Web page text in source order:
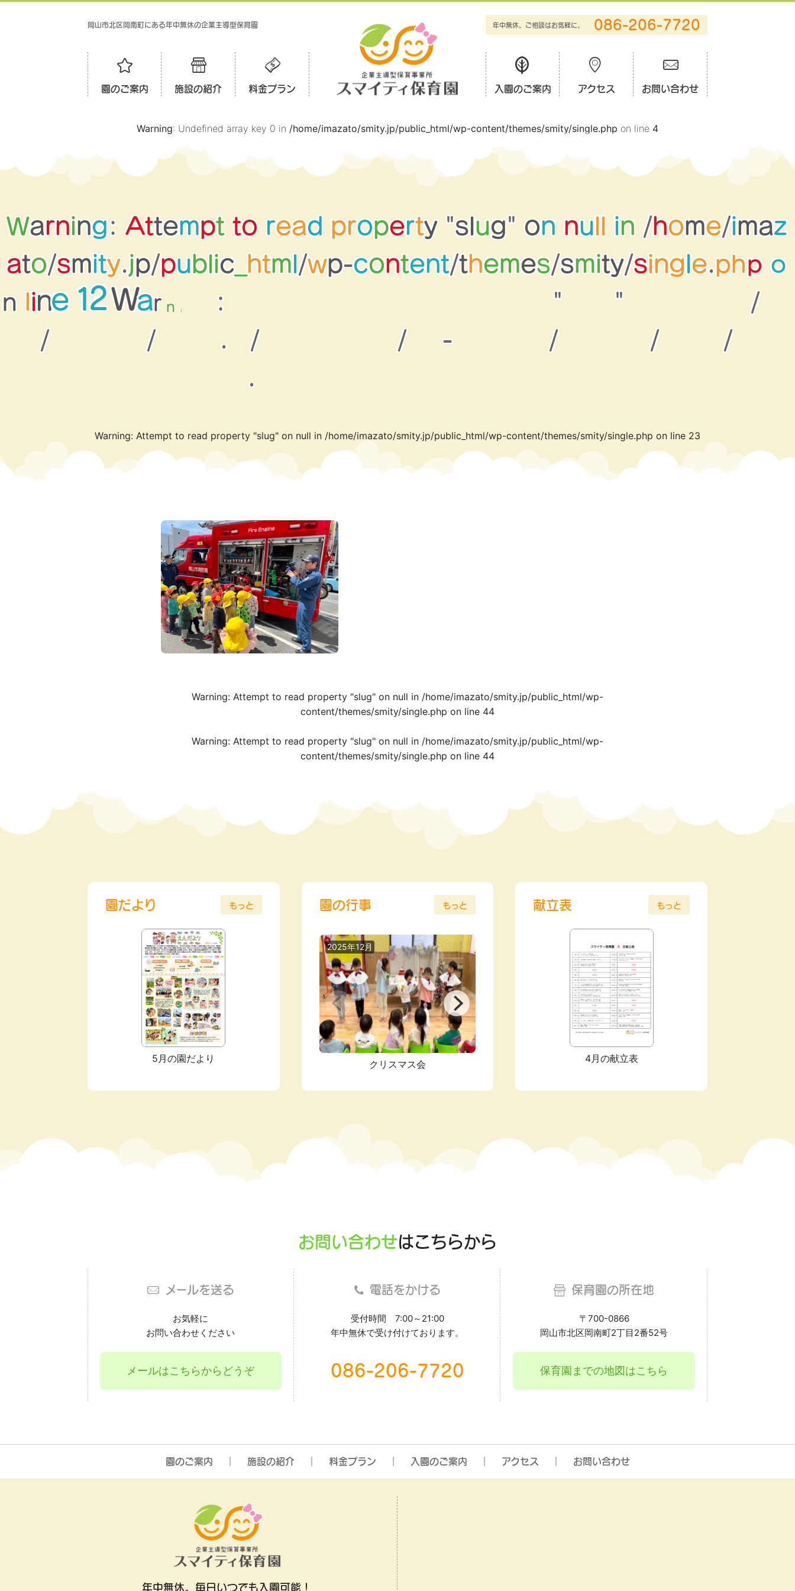
岡山市北区岡南町にある年中無休の企業主導型保育園 年中無休。ご相談はお気軽に。 086-206-7720
園のご案内 施設の紹介 料金プラン 入園のご案内 アクセス お問い合わせ
Warning: Undefined array key 0 in /home/imazato/smity.jp/public_html/wp-content/themes/smity/single.php on line 4
Warning:Attempt to read property"sl ug" on nul in/home/imaz
ato/smity.jp/public htm l/wp-content/themes/smity/sing le.php o
n ine 12 Warn i : " "
/
/
/ . / / - / /
/
.
Warning: Attempt to read property "slug" on null in /home/imazato/smity.jp/public_html/wp-content/themes/smity/single.php on line 23
Warning: Attempt to read property "slug" on null in /home/imazato/smity.jp/public_html/wp-
content/themes/smity/single.php on line 44
Warning: Attempt to read property "slug" on null in /home/imazato/smity.jp/public_html/wp-
content/themes/smity/single.php on line 44
園だより もっと
5月の園だより
園の行事 もっと
2025年12月
クリスマス会 虫歯予防デー
献立表 もっと
4月の献立表
お問い合わせはこちらから
メールを送る
お気軽に
お問い合わせください
メールはこちらからどうぞ
電話をかける
受付時間 7:00～21:00
年中無休で受け付けております。
086-206-7720
保育園の所在地
〒700-0866
岡山市北区岡南町2丁目2番52号
保育園までの地図はこちら
園のご案内 施設の紹介 料金プラン 入園のご案内 アクセス お問い合わせ
年中無休。 毎日いつでも入園可能！